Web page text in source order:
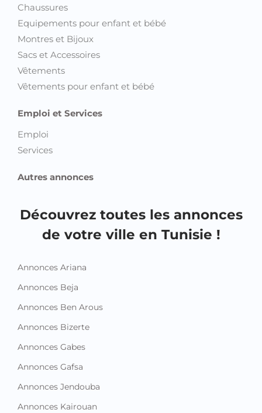
Chaussures
Equipements pour enfant et bébé
Montres et Bijoux
Sacs et Accessoires
Vêtements
Vêtements pour enfant et bébé
Emploi et Services
Emploi
Services
Autres annonces
Découvrez toutes les annonces
de votre ville en Tunisie !
Annonces Ariana
Annonces Beja
Annonces Ben Arous
Annonces Bizerte
Annonces Gabes
Annonces Gafsa
Annonces Jendouba
Annonces Kairouan